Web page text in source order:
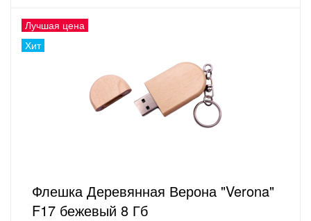
Лучшая цена
Хит
Флешка Деревянная Верона "Verona"
F17 бежевый 8 Гб